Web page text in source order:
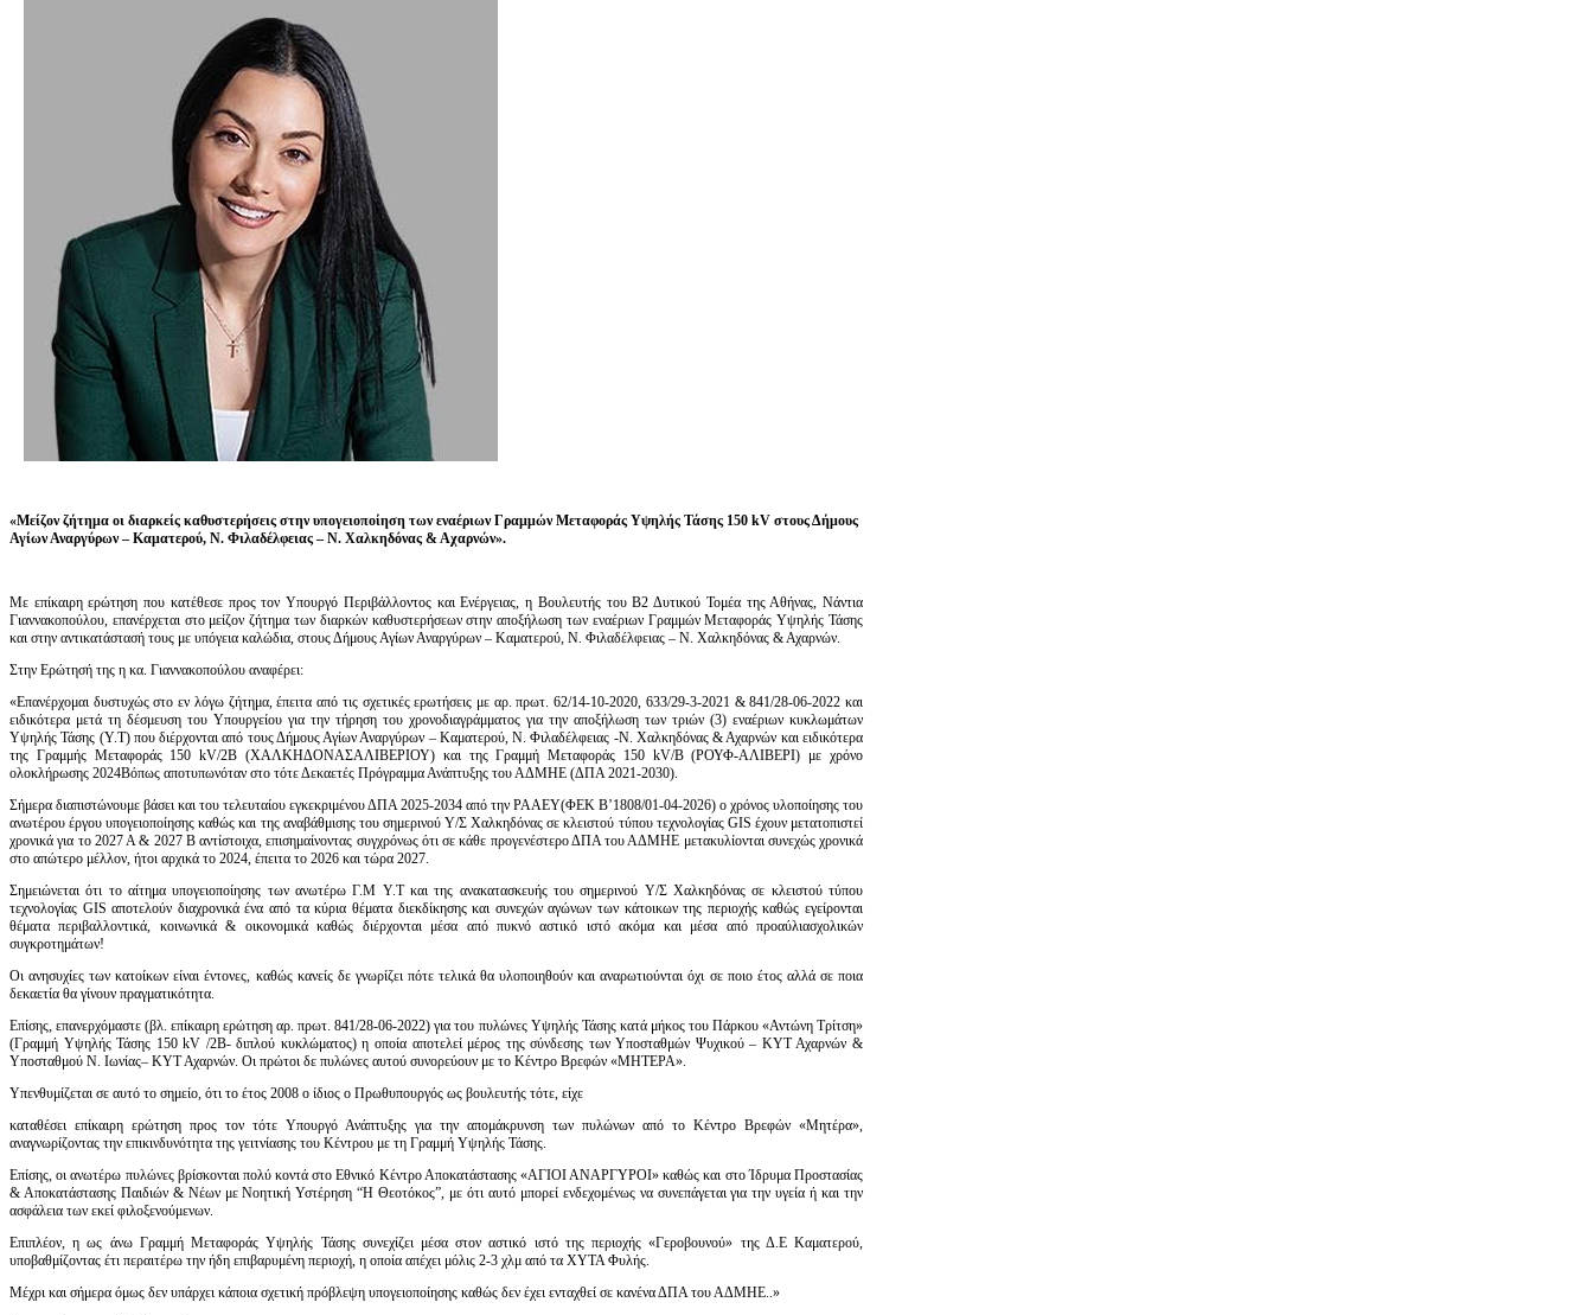
«Μείζον ζήτημα οι διαρκείς καθυστερήσεις στην υπογειοποίηση των εναέριων Γραμμών Μεταφοράς Υψηλής Τάσης 150 kV στους Δήμους
Αγίων Αναργύρων – Καματερού, Ν. Φιλαδέλφειας – Ν. Χαλκηδόνας & Αχαρνών».
Με επίκαιρη ερώτηση που κατέθεσε προς τον Υπουργό Περιβάλλοντος και Ενέργειας, η Βουλευτής του Β2 Δυτικού Τομέα της Αθήνας, Νάντια
Γιαννακοπούλου, επανέρχεται στο μείζον ζήτημα των διαρκών καθυστερήσεων στην αποξήλωση των εναέριων Γραμμών Μεταφοράς Υψηλής Τάσης
και στην αντικατάστασή τους με υπόγεια καλώδια, στους Δήμους Αγίων Αναργύρων – Καματερού, Ν. Φιλαδέλφειας – Ν. Χαλκηδόνας & Αχαρνών.
Στην Ερώτησή της η κα. Γιαννακοπούλου αναφέρει:
«Επανέρχομαι δυστυχώς στο εν λόγω ζήτημα, έπειτα από τις σχετικές ερωτήσεις με αρ. πρωτ. 62/14-10-2020, 633/29-3-2021 & 841/28-06-2022 και
ειδικότερα μετά τη δέσμευση του Υπουργείου για την τήρηση του χρονοδιαγράμματος για την αποξήλωση των τριών (3) εναέριων κυκλωμάτων
Υψηλής Τάσης (Υ.Τ) που διέρχονται από τους Δήμους Αγίων Αναργύρων – Καματερού, Ν. Φιλαδέλφειας -Ν. Χαλκηδόνας & Αχαρνών και ειδικότερα
της Γραμμής Μεταφοράς 150 kV/2Β (ΧΑΛΚΗΔΟΝΑΣΑΛΙΒΕΡΙΟΥ) και της Γραμμή Μεταφοράς 150 kV/B (ΡΟΥΦ-ΑΛΙΒΕΡΙ) με χρόνο
ολοκλήρωσης 2024Βόπως αποτυπωνόταν στο τότε Δεκαετές Πρόγραμμα Ανάπτυξης του ΑΔΜΗΕ (ΔΠΑ 2021-2030).
Σήμερα διαπιστώνουμε βάσει και του τελευταίου εγκεκριμένου ΔΠΑ 2025-2034 από την ΡΑΑΕΥ(ΦΕΚ Β’1808/01-04-2026) ο χρόνος υλοποίησης του
ανωτέρου έργου υπογειοποίησης καθώς και της αναβάθμισης του σημερινού Υ/Σ Χαλκηδόνας σε κλειστού τύπου τεχνολογίας GIS έχουν μετατοπιστεί
χρονικά για το 2027 Α & 2027 Β αντίστοιχα, επισημαίνοντας συγχρόνως ότι σε κάθε προγενέστερο ΔΠΑ του ΑΔΜΗΕ μετακυλίονται συνεχώς χρονικά
στο απώτερο μέλλον, ήτοι αρχικά το 2024, έπειτα το 2026 και τώρα 2027.
Σημειώνεται ότι το αίτημα υπογειοποίησης των ανωτέρω Γ.Μ Υ.Τ και της ανακατασκευής του σημερινού Υ/Σ Χαλκηδόνας σε κλειστού τύπου
τεχνολογίας GIS αποτελούν διαχρονικά ένα από τα κύρια θέματα διεκδίκησης και συνεχών αγώνων των κάτοικων της περιοχής καθώς εγείρονται
θέματα περιβαλλοντικά, κοινωνικά & οικονομικά καθώς διέρχονται μέσα από πυκνό αστικό ιστό ακόμα και μέσα από προαύλιασχολικών
συγκροτημάτων!
Οι ανησυχίες των κατοίκων είναι έντονες, καθώς κανείς δε γνωρίζει πότε τελικά θα υλοποιηθoύν και αναρωτιούνται όχι σε ποιο έτος αλλά σε ποια
δεκαετία θα γίνουν πραγματικότητα.
Επίσης, επανερχόμαστε (βλ. επίκαιρη ερώτηση αρ. πρωτ. 841/28-06-2022) για του πυλώνες Υψηλής Τάσης κατά μήκος του Πάρκου «Αντώνη Τρίτση»
(Γραμμή Υψηλής Τάσης 150 kV /2Β- διπλού κυκλώματος) η οποία αποτελεί μέρος της σύνδεσης των Υποσταθμών Ψυχικού – ΚΥΤ Αχαρνών &
Υποσταθμού Ν. Ιωνίας– ΚΥΤ Αχαρνών. Οι πρώτοι δε πυλώνες αυτού συνορεύουν με το Κέντρο Βρεφών «ΜΗΤΕΡΑ».
Υπενθυμίζεται σε αυτό το σημείο, ότι το έτος 2008 ο ίδιος ο Πρωθυπουργός ως βουλευτής τότε, είχε
καταθέσει επίκαιρη ερώτηση προς τον τότε Υπουργό Ανάπτυξης για την απομάκρυνση των πυλώνων από το Κέντρο Βρεφών «Μητέρα»,
αναγνωρίζοντας την επικινδυνότητα της γειτνίασης του Κέντρου με τη Γραμμή Υψηλής Τάσης.
Επίσης, οι ανωτέρω πυλώνες βρίσκονται πολύ κοντά στο Εθνικό Κέντρο Αποκατάστασης «ΑΓΙΟΙ ΑΝΑΡΓΥΡΟΙ» καθώς και στο Ίδρυμα Προστασίας
& Αποκατάστασης Παιδιών & Νέων με Νοητική Υστέρηση “Η Θεοτόκος”, με ότι αυτό μπορεί ενδεχομένως να συνεπάγεται για την υγεία ή και την
ασφάλεια των εκεί φιλοξενούμενων.
Επιπλέον, η ως άνω Γραμμή Μεταφοράς Υψηλής Τάσης συνεχίζει μέσα στον αστικό ιστό της περιοχής «Γεροβουνού» της Δ.Ε Καματερού,
υποβαθμίζοντας έτι περαιτέρω την ήδη επιβαρυμένη περιοχή, η οποία απέχει μόλις 2-3 χλμ από τα ΧΥΤΑ Φυλής.
Μέχρι και σήμερα όμως δεν υπάρχει κάποια σχετική πρόβλεψη υπογειοποίησης καθώς δεν έχει ενταχθεί σε κανένα ΔΠΑ του ΑΔΜΗΕ..»